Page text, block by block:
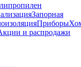
Запорная
Приборы
и распродажи